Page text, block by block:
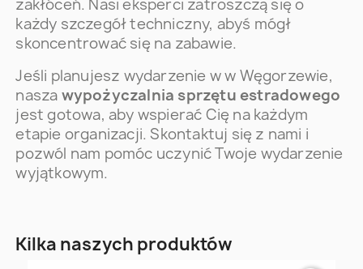
zakłóceń. Nasi eksperci zatroszczą się o
każdy szczegół techniczny, abyś mógł
skoncentrować się na zabawie.
Jeśli planujesz wydarzenie w w Węgorzewie,
nasza wypożyczalnia sprzętu estradowego
jest gotowa, aby wspierać Cię na każdym
etapie organizacji. Skontaktuj się z nami i
pozwól nam pomóc uczynić Twoje wydarzenie
wyjątkowym.
Kilka naszych produktów